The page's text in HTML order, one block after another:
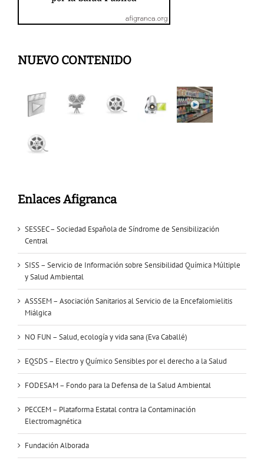
NUEVO CONTENIDO
Enlaces Afigranca
SESSEC – Sociedad Española de Síndrome de Sensibilización
Central
SISS – Servicio de Información sobre Sensibilidad Química Múltiple
y Salud Ambiental
ASSSEM – Asociación Sanitarios al Servicio de la Encefalomielitis
Miálgica
NO FUN – Salud, ecología y vida sana (Eva Caballé)
EQSDS – Electro y Químico Sensibles por el derecho a la Salud
FODESAM – Fondo para la Defensa de la Salud Ambiental
PECCEM – Plataforma Estatal contra la Contaminación
Electromagnética
Fundación Alborada